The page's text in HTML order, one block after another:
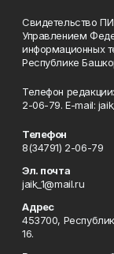
Свидетельство
Управлением
информационных
Республике
Телефон
2-06-79. Е-mаil:
Телефон
8(34791) 2-06-79
Эл. почта
jaik_1@mail.ru
Адрес
453700,
16.